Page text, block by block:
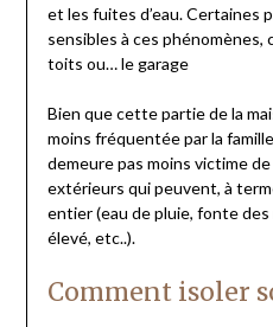
et les fuites d’eau. Certaines
sensibles à ces phénomènes,
toits ou… le garage
Bien que cette partie de la
moins fréquentée par la
demeure pas moins victime
extérieurs qui peuvent, à
entier (eau de pluie, fonte
élevé, etc..).
Comment isoler